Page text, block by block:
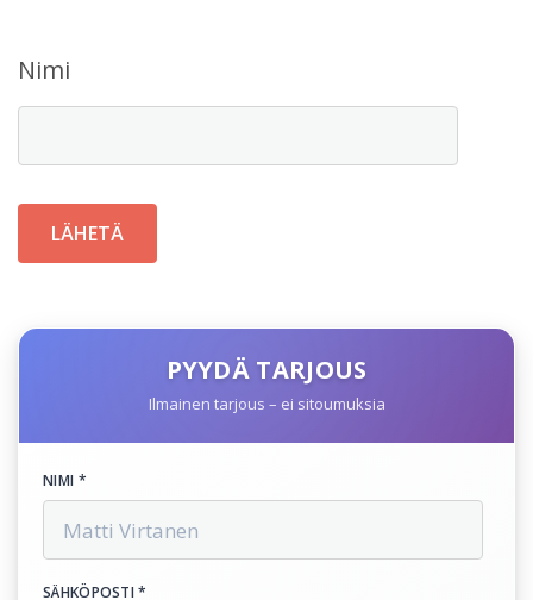
Nimi
PYYDÄ TARJOUS
Ilmainen tarjous – ei sitoumuksia
NIMI *
SÄHKÖPOSTI *